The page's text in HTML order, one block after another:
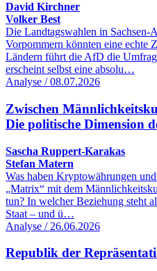
David Kirchner
Volker Best
Die Landtagswahlen in Sachsen-
Vorpommern könnten eine echte
Ländern führt die AfD die
erscheint selbst eine absolu…
Analyse / 08.07.2026
Zwischen
Die politische Dimension
Sascha Ruppert-Karakas
Stefan Matern
Was haben Kryptowährungen
„Matrix“ mit dem
tun? In welcher Beziehung steht
Staat – und ü…
Analyse / 26.06.2026
Republik der